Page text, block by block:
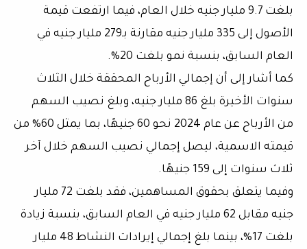
بلغت 9.7 مليار جنيه
خلال العام، فيما ارتفعت قيمة
الأصول إلى 335 مليار جنيه مقارنة بـ279 مليار جنيه
في
العام السابق، بنسبة نمو بلغت 20%
.
كما أشار إلى أن إجمالي الأرباح المحققة خلال الثلاث
سنوات الأخيرة بلغ 86 مليار جنيه ، وبلغ نصيب السهم
من الأرباح عن عام 2024 نحو 60 جنيهًا
، بما يمثل
60% من
قيمته الاسمية، ليصل إجمالي نصيب السهم خلال آخر
ثلاث سنوات إلى 159 جنيهًا
.
وفيما يتعلق بحقوق المساهمين، فقد بلغت
72 مليار
جنيه مقابل 62 مليار جنيه
في العام السابق، بنسبة زيادة
بلغت 17% ، بينما بلغ إجمالي إيرادات النشاط
48 مليار